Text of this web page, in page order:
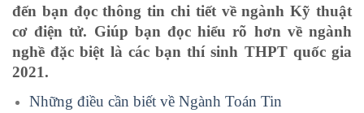
đến bạn đọc thông tin chi tiết về ngành Kỹ thuật
cơ điện tử. Giúp bạn đọc hiểu rõ hơn về ngành
nghề đặc biệt là các bạn thí sinh THPT quốc gia
2021.
Những điều cần biết về Ngành Toán Tin